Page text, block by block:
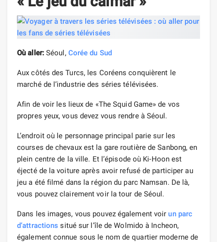
Où aller:Séoul, Corée du Sud
Aux côtés des Turcs, les Coréens conquièrent le
marché de l’industrie des séries télévisées.
Afin de voir les lieux de «The Squid Game» de vos
propres yeux, vous devez vous rendre à Séoul.
L’endroit où le personnage principal parie sur les
courses de chevaux est la gare routière de Sanbong, en
plein centre de la ville. Et l’épisode où Ki-Hoon est
éjecté de la voiture après avoir refusé de participer au
jeu a été filmé dans la région du parc Namsan. De là,
vous pouvez clairement voir la tour de Séoul.
Dans les images, vous pouvez également voirun parc
d’attractions situé sur l’île de Wolmido à Incheon,
également connue sous le nom de quartier moderne de